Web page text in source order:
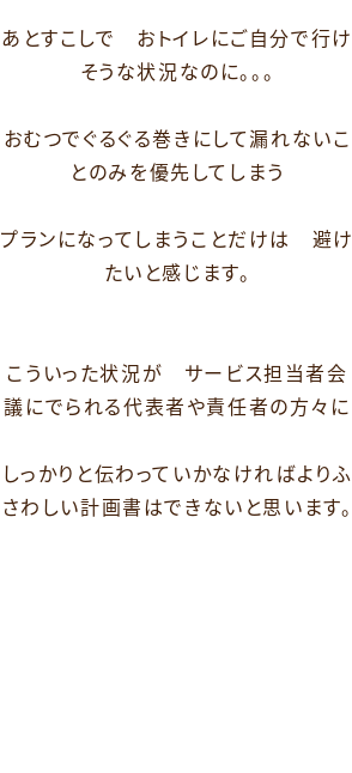
あとすこしで おトイレにご自分で行け
そうな状況なのに。。。
おむつでぐるぐる巻きにして漏れないこ
とのみを優先してしまう
プランになってしまうことだけは 避け
たいと感じます。
こういった状況が サービス担当者会
議にでられる代表者や責任者の方々に
しっかりと伝わっていかなければよりふ
さわしい計画書はできないと思います。